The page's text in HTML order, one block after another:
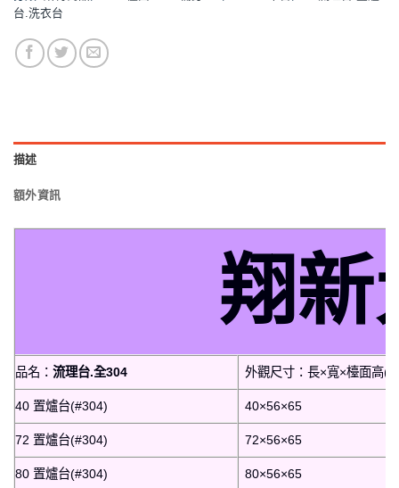
台.洗衣台
描述
額外資訊
翔新
品名： 流理台.全304 外觀尺寸：長×寬×檯面高(
40 置爐台(#304) 40×56×65
72 置爐台(#304) 72×56×65
80 置爐台(#304) 80×56×65